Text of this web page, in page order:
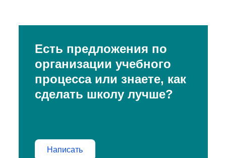
Есть предложения по
организации учебного
процесса или знаете, как
сделать школу лучше?
Написать